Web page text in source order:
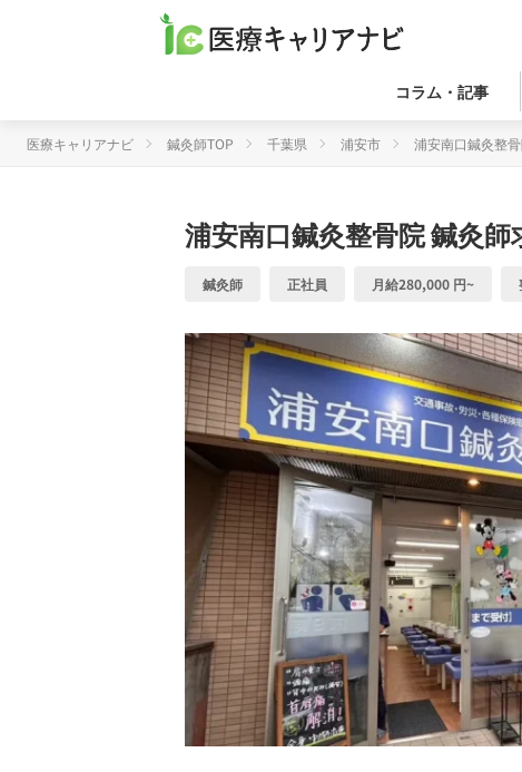
コラム・記事
医療キャリアナビ 鍼灸師TOP 千葉県 浦安市 浦安南口鍼灸整
浦安南口鍼灸整骨院鍼灸師
鍼灸師 正社員 月給280,000 円~